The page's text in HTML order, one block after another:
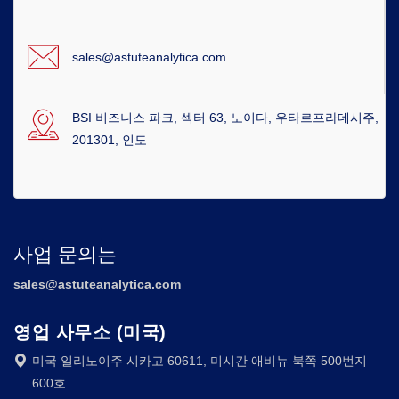
sales@astuteanalytica.com
BSI 비즈니스 파크, 섹터 63, 노이다, 우타르프라데시주,
201301, 인도
사업 문의는
sales@astuteanalytica.com
영업 사무소 (미국)
미국 일리노이주 시카고 60611, 미시간 애비뉴 북쪽 500번지
600호